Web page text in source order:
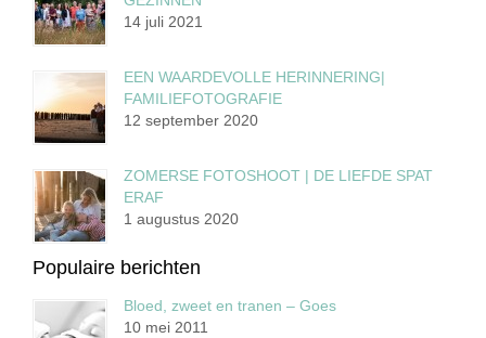
14 juli 2021
EEN WAARDEVOLLE HERINNERING|
FAMILIEFOTOGRAFIE
12 september 2020
ZOMERSE FOTOSHOOT | DE LIEFDE SPAT
ERAF
1 augustus 2020
Populaire berichten
Bloed, zweet en tranen – Goes
10 mei 2011